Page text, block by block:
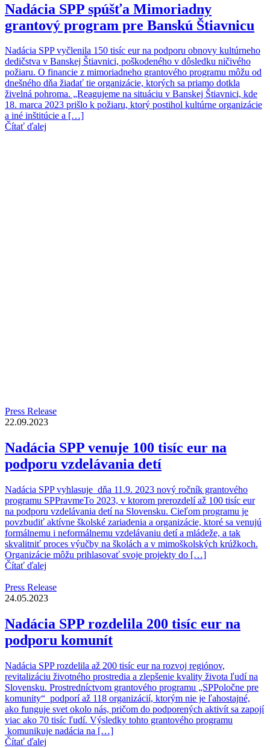
Nadácia SPP spúšťa Mimoriadny
grantový program pre Banskú Štiavnicu
Nadácia SPP vyčlenila 150 tisíc eur na podporu obnovy kultúrneho
dedičstva v Banskej Štiavnici, poškodeného v dôsledku ničivého
požiaru. O financie z mimoriadneho grantového programu môžu od
dnešného dňa žiadať tie organizácie, ktorých sa priamo dotkla
živelná pohroma. „Reagujeme na situáciu v Banskej Štiavnici, kde
18. marca 2023 prišlo k požiaru, ktorý postihol kultúrne organizácie
a iné inštitúcie a […]
Čítať ďalej
Press Release
22.09.2023
Nadácia SPP venuje 100 tisíc eur na
podporu vzdelávania detí
Nadácia SPP vyhlasuje dňa 11.9. 2023 nový ročník grantového
programu SPPravmeTo 2023, v ktorom prerozdelí až 100 tisíc eur
na podporu vzdelávania detí na Slovensku. Cieľom programu je
povzbudiť aktívne školské zariadenia a organizácie, ktoré sa venujú
formálnemu i neformálnemu vzdelávaniu detí a mládeže, a tak
skvalitniť proces výučby na školách a v mimoškolských krúžkoch.
Organizácie môžu prihlasovať svoje projekty do […]
Čítať ďalej
Press Release
24.05.2023
Nadácia SPP rozdelila 200 tisíc eur na
podporu komunít
Nadácia SPP rozdelila až 200 tisíc eur na rozvoj regiónov,
revitalizáciu životného prostredia a zlepšenie kvality života ľudí na
Slovensku. Prostredníctvom grantového programu „SPPoločne pre
komunity“ podporí až 118 organizácií, ktorým nie je ľahostajné,
ako funguje svet okolo nás, pričom do podporených aktivít sa zapojí
viac ako 70 tisíc ľudí. Výsledky tohto grantového programu
komunikuje nadácia na […]
Čítať ďalej